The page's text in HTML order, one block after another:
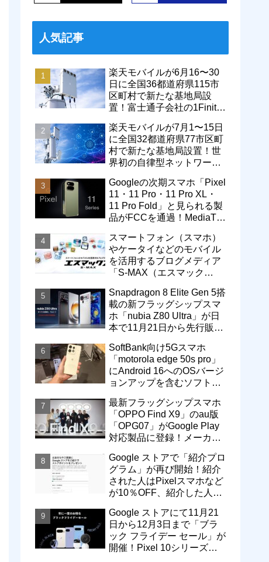
人気記事
楽天モバイルが6月16〜30
日に全国36都道府県115市
区町村で新たな基地局設
置！富士通子会社の1Finity
エリアが拡大
楽天モバイルが7月1〜15日
に全国32都道府県77市区町
村で新たな基地局設置！世
界初の自律型ネットワーク
通信品質も改善
Googleの次期スマホ「Pixel
11・11 Pro・11 Pro XL・
11 Pro Fold」と見られる製
品がFCCを通過！MediaTek
スマートフォン（スマホ）
やケータイなどのモバイル
を活用するブログメディア
「S-MAX（エスマック
Snapdragon 8 Elite Gen 5搭
載の新フラッグシップスマ
ホ「nubia Z80 Ultra」が日
本で11月21日から先行販
SoftBank向け5Gスマホ
「motorola edge 50s pro」
にAndroid 16へのOSバージ
ョンアップを含むソフトウ
最新フラッグシップスマホ
「OPPO Find X9」のau版
「OPG07」がGoogle Play
対応製品に登録！メーカー
売へ
Google ストアで「紹介プロ
グラム」が再び開始！紹介
された人はPixelスマホなど
が10％OFF、紹介した人は
ト付与
Google ストアにて11月21
日から12月3日まで「ブラ
ック フライデー セール」が
開催！Pixel 10シリーズや